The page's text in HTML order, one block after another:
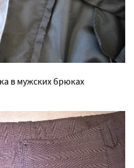
в мужских брюках